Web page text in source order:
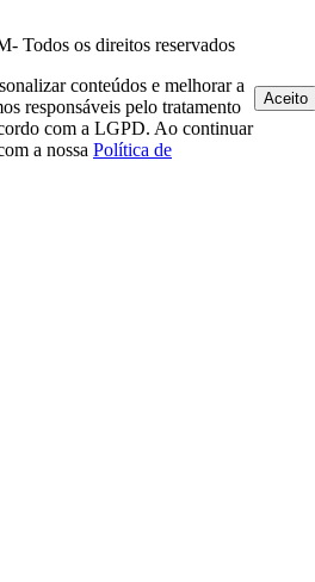
os direitos reservados
conteúdos e melhorar a
responsáveis pelo tratamento
com a LGPD. Ao continuar
a nossa Política de
Aceito